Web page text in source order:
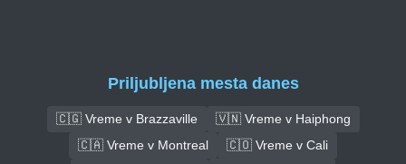
Priljubljena mesta danes
🇨🇬 Vreme v Brazzaville
🇻🇳 Vreme v Haiphong
🇨🇦 Vreme v Montreal
🇨🇴 Vreme v Cali